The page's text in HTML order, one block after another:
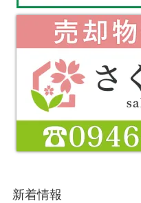
新着情報